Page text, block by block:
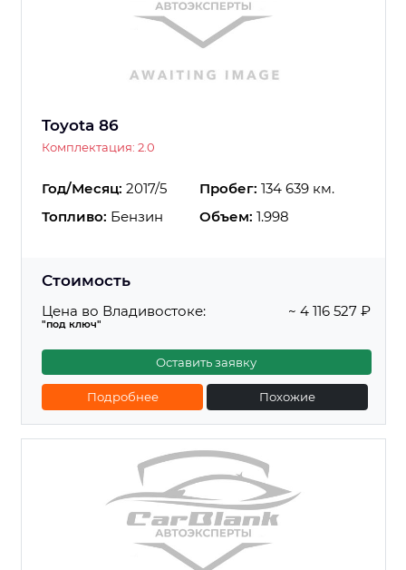
Toyota 86
Комплектация: 2.0
Год/Месяц: 2017/5 Пробег: 134 639 км.
Топливо: Бензин Объем: 1.998
Стоимость
Цена во Владивостоке:
"под ключ"
~ 4 116 527 ₽
Оставить заявку
Подробнее Похожие